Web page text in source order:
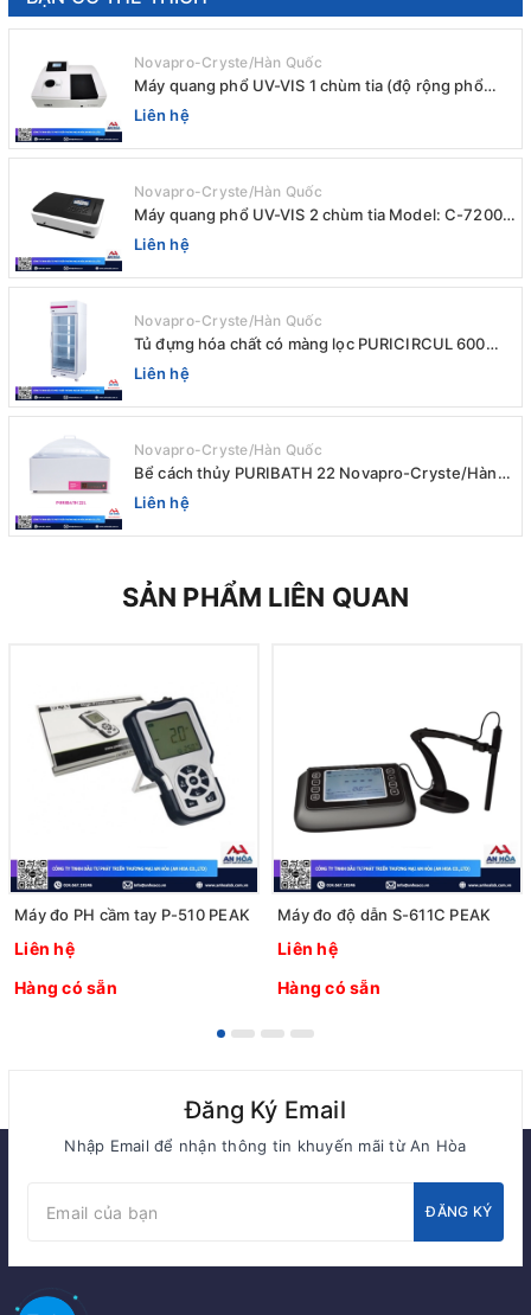
Novapro-Cryste/Hàn Quốc
Máy quang phổ UV-VIS 1 chùm tia (độ rộng phổ
4nm) E-1000UV / Peak
Liên hệ
Novapro-Cryste/Hàn Quốc
Máy quang phổ UV-VIS 2 chùm tia Model: C-7200 /
Peak
Liên hệ
Novapro-Cryste/Hàn Quốc
Tủ đựng hóa chất có màng lọc PURICIRCUL 600
AIRTIGHT Novapro-Cryste/Hàn Quốc
Liên hệ
Novapro-Cryste/Hàn Quốc
Bể cách thủy PURIBATH 22 Novapro-Cryste/Hàn
Quốc
Liên hệ
SẢN PHẨM LIÊN QUAN
Máy đo PH cầm tay P-510 PEAK
Liên hệ
Hàng có sẵn
Máy đo độ dẫn S-611C PEAK
Liên hệ
Hàng có sẵn
Đăng Ký Email
Nhập Email để nhận thông tin khuyến mãi từ An Hòa
ĐĂNG KÝ